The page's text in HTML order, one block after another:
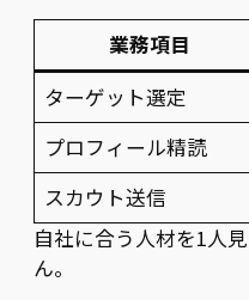
業務項目
ターゲット選定
プロフィール精読
スカウト送信
自社に合う人材を1人
ん。